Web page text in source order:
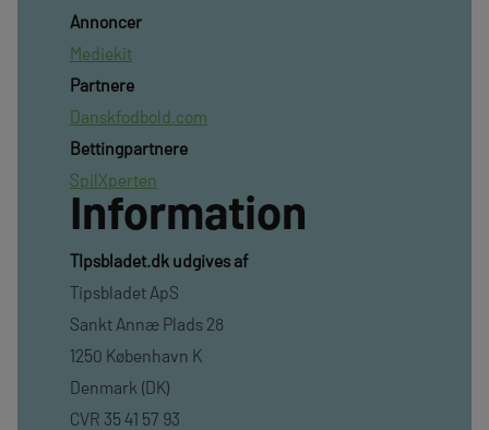
Annoncer
Mediekit
Partnere
Danskfodbold.com
Bettingpartnere
SpilXperten
Information
TIpsbladet.dk udgives af
Tipsbladet ApS
Sankt Annæ Plads 28
1250 København K
Denmark (DK)
CVR 35 41 57 93